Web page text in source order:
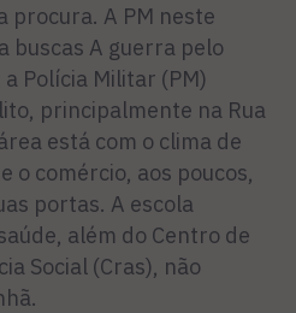
procura. A PM neste
buscas A guerra pelo
Polícia Militar (PM)
principalmente na Rua
está com o clima de
comércio, aos poucos,
portas. A escola
além do Centro de
Social (Cras), não